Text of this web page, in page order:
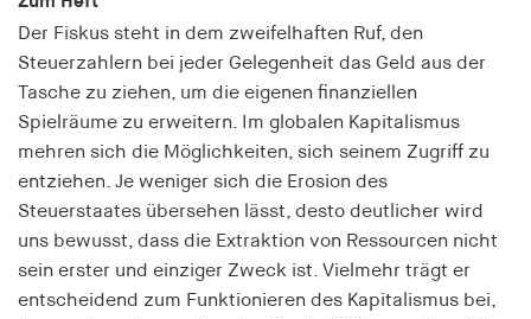
Der Fiskus steht in dem zweifelhaften Ruf, den
Steuerzahlern bei jeder Gelegenheit das Geld aus der
Tasche zu ziehen, um die eigenen finanziellen
Spielräume zu erweitern. Im globalen Kapitalismus
mehren sich die Möglichkeiten, sich seinem Zugriff zu
entziehen. Je weniger sich die Erosion des
Steuerstaates übersehen lässt, desto deutlicher wird
uns bewusst, dass die Extraktion von Ressourcen nicht
sein erster und einziger Zweck ist. Vielmehr trägt er
entscheidend zum Funktionieren des Kapitalismus bei,
wie Seitennavigation und Zugriff auf sichere
Bereiche der Webseite ermöglichen. Die Webseite
kann ohne diese Cookies nicht richtig
funktionieren.
cookie_consent
Name:
Anbieter:
hamburger-edition.de